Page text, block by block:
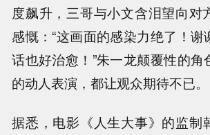
度飙升，三哥与小文含泪望向对
感慨： “这画面的感染力绝了！谢
话也好治愈！”朱一龙颠覆性的角
的动人表演，都让观众期待不已。
据悉， 电影《人生大事》 的监制